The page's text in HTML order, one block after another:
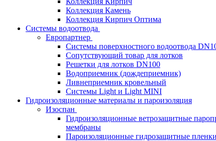
Кол​лекция Камень
Коллекция Кирпич Оптима
Системы водоотвода
Европартнер
Системы поверхностного водоотвода
Сопутствующий товар для лотков
Решетки для лотков DN100
Водоприемник (дождеприемник)
Ливнеприемник кровельный
Системы Light и Light MINI
Гидроизоляционные материалы и пароизоляция
Изоспан
Гидроизоляционные ветрозащитные
мембраны
Пароизоляционные гидрозащитные пленки